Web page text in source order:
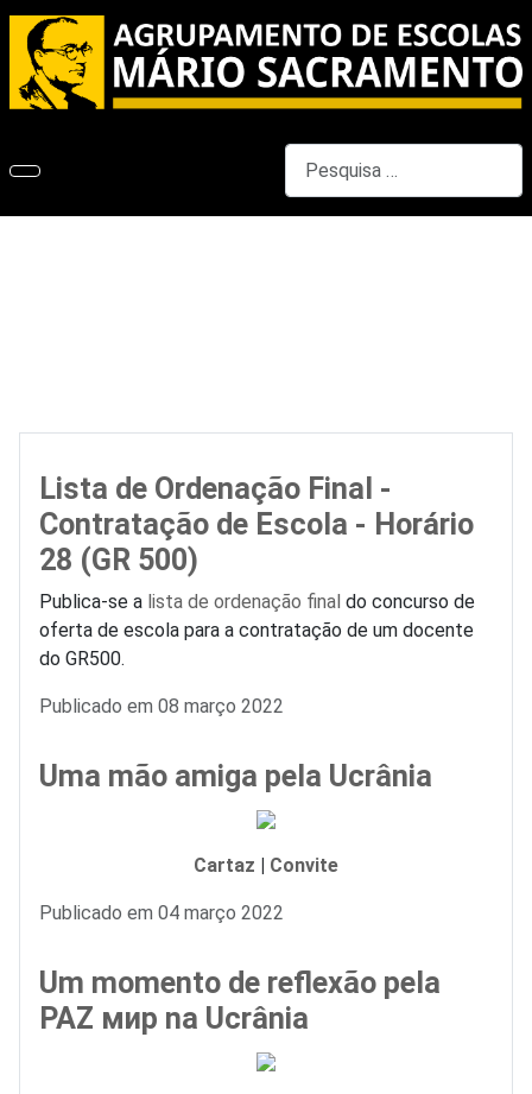
Lista de Ordenação Final -
Contratação de Escola - Horário
28 (GR 500)
Publica-se a lista de ordenação final do concurso de
oferta de escola para a contratação de um docente
do GR500.
Detalhes
Publicado em 08 março 2022
Uma mão amiga pela Ucrânia
Cartaz Convite
Detalhes
Publicado em 04 março 2022
Um momento de reflexão pela
PAZ мир na Ucrânia